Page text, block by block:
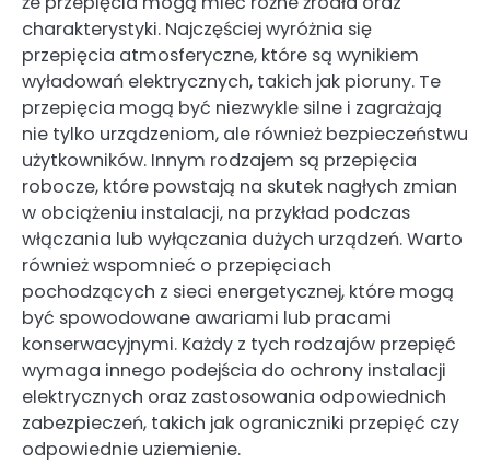
charakterystyki. Najczęściej wyróżnia się
przepięcia atmosferyczne, które są wynikiem
wyładowań elektrycznych, takich jak pioruny. Te
przepięcia mogą być niezwykle silne i zagrażają
nie tylko urządzeniom, ale również bezpieczeństwu
użytkowników. Innym rodzajem są przepięcia
robocze, które powstają na skutek nagłych zmian
w obciążeniu instalacji, na przykład podczas
włączania lub wyłączania dużych urządzeń. Warto
również wspomnieć o przepięciach
pochodzących z sieci energetycznej, które mogą
być spowodowane awariami lub pracami
konserwacyjnymi. Każdy z tych rodzajów przepięć
wymaga innego podejścia do ochrony instalacji
elektrycznych oraz zastosowania odpowiednich
zabezpieczeń, takich jak ograniczniki przepięć czy
odpowiednie uziemienie.